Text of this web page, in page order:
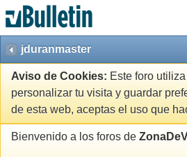
jduranmaster
Aviso de Cookies: Este foro
personalizar tu visita y guardar
de esta web, aceptas el uso que
Bienvenido a los foros de